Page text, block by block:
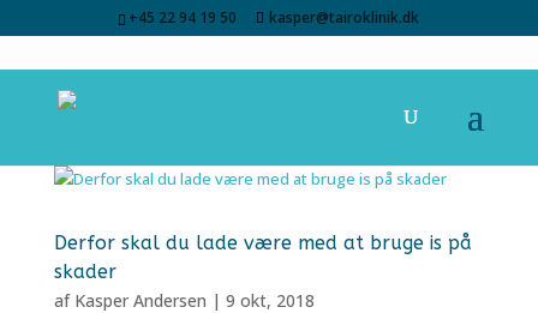
+45 22 94 19 50 kasper@tairoklinik.dk
Derfor skal du lade være med at bruge is på
skader
af Kasper Andersen | 9 okt, 2018